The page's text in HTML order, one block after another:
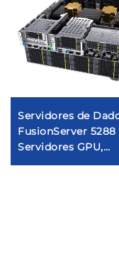
Servidores de
FusionServer 5288
Servidores GPU,
Armazenamento,